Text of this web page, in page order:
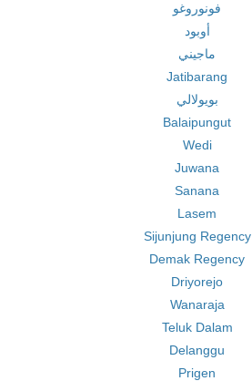
فونوروغو
أوبود
ماجيني
Jatibarang
بويولالي
Balaipungut
Wedi
Juwana
Sanana
Lasem
Sijunjung Regency
Demak Regency
Driyorejo
Wanaraja
Teluk Dalam
Delanggu
Prigen